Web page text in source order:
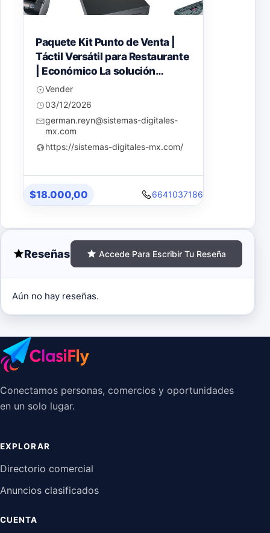
Paquete Kit Punto de Venta |
Táctil Versátil para Restaurante
| Económico La solución
específica para tu restaurante:
equipo + software
especializado + capacitación y
soporte completo.
Vender
03/12/2026
german.reyn@sistemas-digitales-
mx.com
https://sistemas-digitales-mx.com/
$18.000,00 6641037186
Reseñas Accede Para Escribir Tu Reseña
Aún no hay reseñas.
Conectamos personas, comercios y oportunidades
en un solo lugar.
EXPLORAR
Directorio comercial
Anuncios clasificados
CUENTA